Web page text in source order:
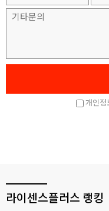
라이센스플러스 랭킹